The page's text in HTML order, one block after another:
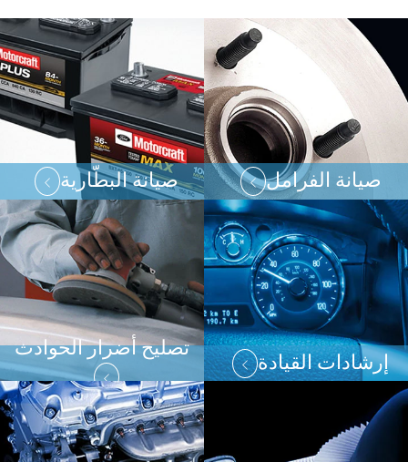
صيانة البطّارية صيانة الفرامل
تصليح أضرار الحوادث
إرشادات القيادة